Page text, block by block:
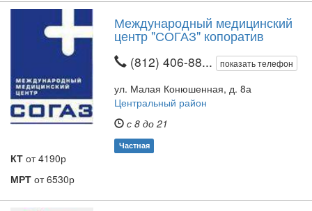
Международный медицинский
центр "СОГАЗ" копоратив
(812) 406-88... показать телефон
ул. Малая Конюшенная, д. 8а
Центральный район
с 8 до 21
Частная
КТ от 4190р
МРТ от 6530р